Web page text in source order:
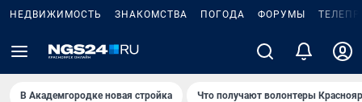
НЕДВИЖИМОСТЬ ЗНАКОМСТВА ПОГОДА ФОРУМЫ
В Академгородке новая стройка Что получают волонтеры